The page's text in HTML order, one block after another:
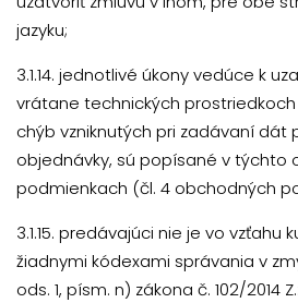
jazyku;
3.1.14. jednotlivé úkony vedúce k
vrátane technických
chýb vzniknutých pri zadávaní dát
objednávky, sú popísané v týchto
podmienkach (čl. 4 obchodných
3.1.15. predávajúci nie je vo vzťahu
žiadnymi kódexami správania v
ods. 1, písm. n) zákona č. 102/2014